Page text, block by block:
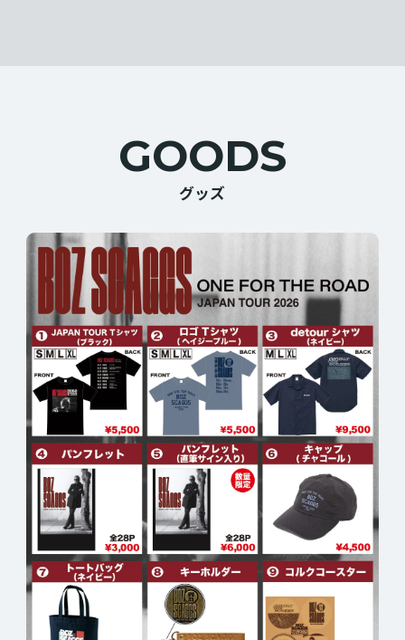
GOODS
グッズ